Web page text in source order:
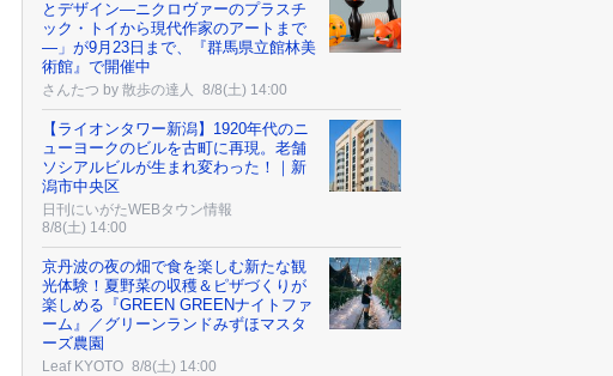
とデザイン―ニクロヴァーのプラスチ
ック・トイから現代作家のアートまで
―」が9月23日まで、『群馬県立館林美
術館』で開催中
さんたつ by 散歩の達人 8/8(土) 14:00
【ライオンタワー新潟】1920年代のニ
ューヨークのビルを古町に再現。老舗
ソシアルビルが生まれ変わった！｜新
潟市中央区
日刊にいがたWEBタウン情報
8/8(土) 14:00
京丹波の夜の畑で食を楽しむ新たな観
光体験！夏野菜の収穫＆ピザづくりが
楽しめる『GREEN GREENナイトファ
ーム』／グリーンランドみずほマスタ
ーズ農園
Leaf KYOTO 8/8(土) 14:00